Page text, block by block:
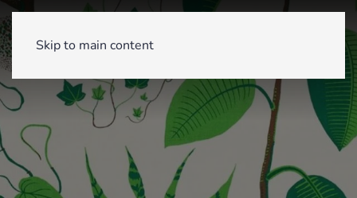
Skip to main content